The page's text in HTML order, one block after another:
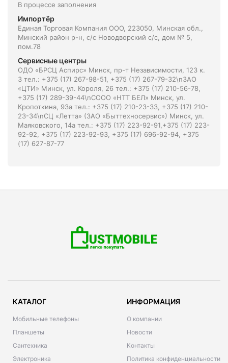
В процессе заполнения
Импортёр
Единая Торговая Компания ООО, 223050, Минская обл.,
Минский район р-н, с/с Новодворский с/с, дом № 5,
пом.78
Сервисные центры
ОДО «БРСЦ Аспирс» Минск, пр-т Независимости, 123 к.
3 тел.: +375 (17) 267-98-51, +375 (17) 267-79-32\nЗАО
«ЦТИ» Минск, ул. Короля, 26 тел.: +375 (17) 210-56-78,
+375 (17) 289-39-44\nСООО «НТТ БЕЛ» Минск, ул.
Кропоткина, 93а тел.: +375 (17) 210-23-33, +375 (17) 210-
23-34\nСЦ «Летта» (ЗАО «Быттехносервис») Минск, ул.
Маяковского, 14а тел.: +375 (17) 223-92-91,+375 (17) 223-
92-92, +375 (17) 223-92-93, +375 (17) 696-92-94, +375
(17) 627-87-77
КАТАЛОГ
Мобильные телефоны
Планшеты
Сантехника
Электроника
ИНФОРМАЦИЯ
О компании
Новости
Контакты
Политика конфиденциальности